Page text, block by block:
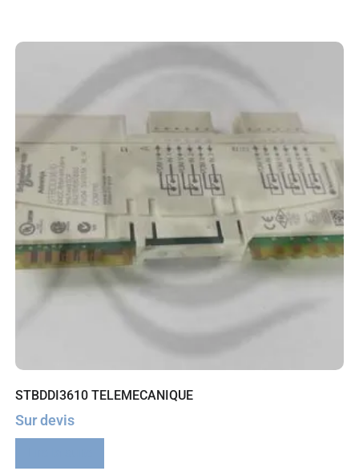
STBDDI3610 TELEMECANIQUE
Sur devis